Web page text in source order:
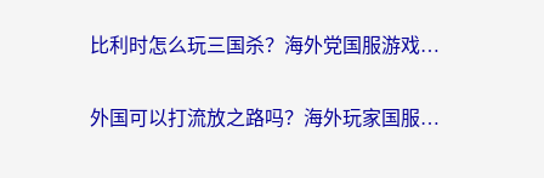
比利时怎么玩三国杀？海外党国服游戏加速器终极指南（附问道CODOL优化方案）
外国可以打流放之路吗？海外玩家国服游戏畅玩终极指南（附实测推荐）